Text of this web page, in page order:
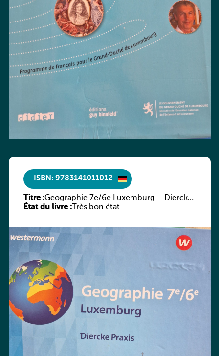
ISBN: 9783141011012
Titre :Geographie 7e/6e Luxemburg – Diercke
Praxis
État du livre :Très bon état